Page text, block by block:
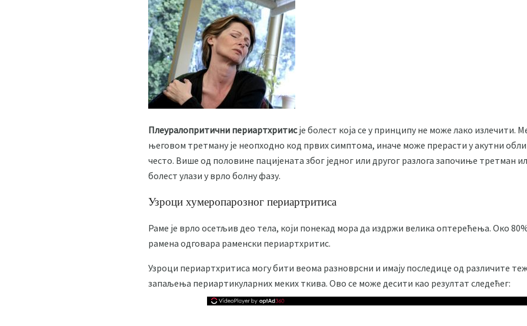
Плеуралопритични периартхритисје болест која се у принципу не може лако излечити.
његовом третману је неопходно код првих симптома, иначе може прерасти у акутни
често. Више од половине пацијената због једног или другог разлога започиње третман
болест улази у врло болну фазу.
Узроци хумеропарозног периартритиса
Раме је врло осетљив део тела, који понекад мора да издржи велика оптерећења. Око
рамена одговара раменски периартхритис.
Узроци периартхритиса могу бити веома разноврсни и имају последице од различите
запаљења периартикуларних меких ткива. Ово се може десити као резултат следећег: